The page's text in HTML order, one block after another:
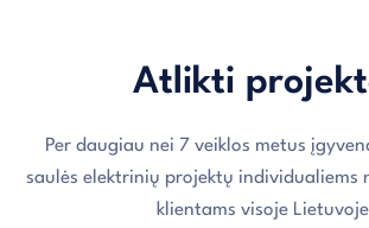
Atlikti
Per daugiau nei 7 veiklos metus
saulės elektrinių projektų individualiems
klientams visoje